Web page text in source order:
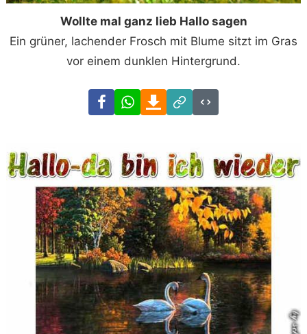
Wollte mal ganz lieb Hallo sagen
Ein grüner, lachender Frosch mit Blume sitzt im Gras
vor einem dunklen Hintergrund.
FacebookWhatsAppDownload
Link
Code